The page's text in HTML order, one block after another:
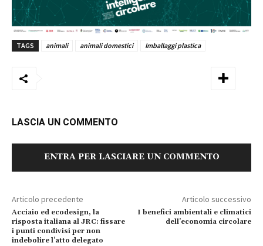
TAGS animali animali domestici Imballaggi plastica
LASCIA UN COMMENTO
ENTRA PER LASCIARE UN COMMENTO
Articolo precedente
Acciaio ed ecodesign, la
risposta italiana al JRC: fissare
i punti condivisi per non
indebolire l’atto delegato
Articolo successivo
I benefici ambientali e climatici
dell’economia circolare